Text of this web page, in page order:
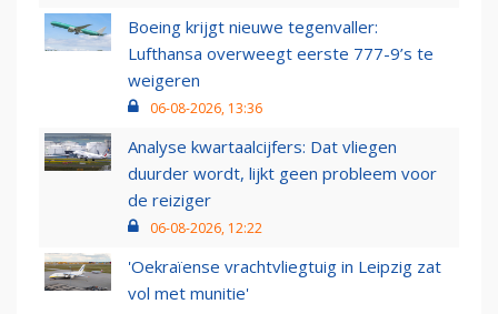
Boeing krijgt nieuwe tegenvaller:
Lufthansa overweegt eerste 777-9’s te
weigeren
06-08-2026, 13:36
Analyse kwartaalcijfers: Dat vliegen
duurder wordt, lijkt geen probleem voor
de reiziger
06-08-2026, 12:22
'Oekraïense vrachtvliegtuig in Leipzig zat
vol met munitie'